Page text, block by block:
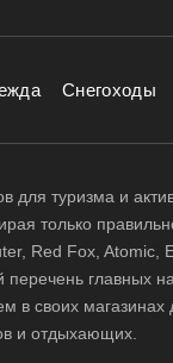
Снегоходы
для туризма и
только
Red Fox, Atomic,
перечень главных
в своих магазинах
и отдыхающих.